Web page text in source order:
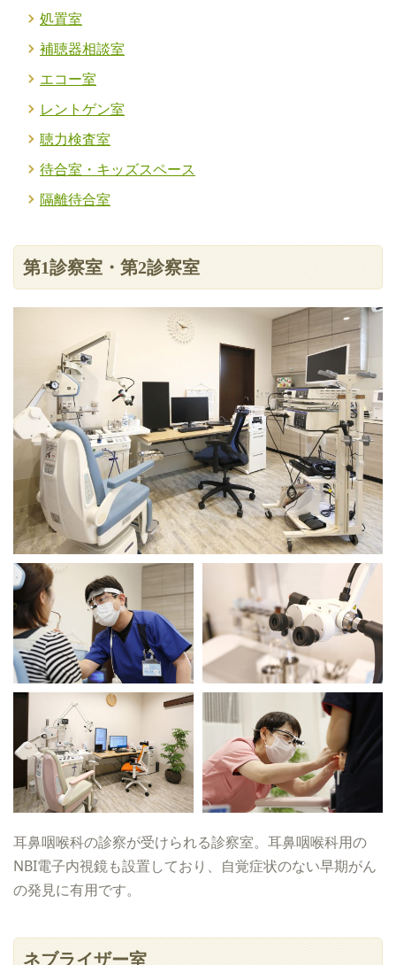
処置室
補聴器相談室
エコー室
レントゲン室
聴力検査室
待合室・キッズスペース
隔離待合室
第1診察室・第2診察室
耳鼻咽喉科の診察が受けられる診察室。耳鼻咽喉科用の
NBI電子内視鏡も設置しており、自覚症状のない早期がん
の発見に有用です。
ネブライザー室